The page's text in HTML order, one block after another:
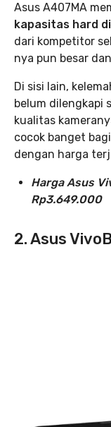
Asus A407MA
kapasitas hard
dari kompetitor
nya pun besar
Di sisi lain,
belum dilengkapi
kualitas
cocok banget
dengan harga
Harga Asus
Rp3.649.000
2. Asus